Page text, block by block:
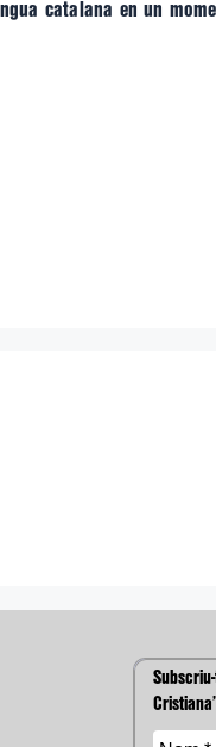
catalana en un